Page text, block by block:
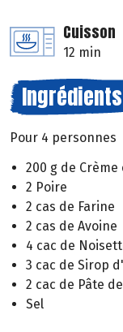
Cuisson
12 min
Ingrédients
Pour 4 personnes
200 g de
2 Poire
2 cas de Farine
2 cas de Avoine
4 cac de
3 cac de Sirop
2 cac de Pâte
Sel